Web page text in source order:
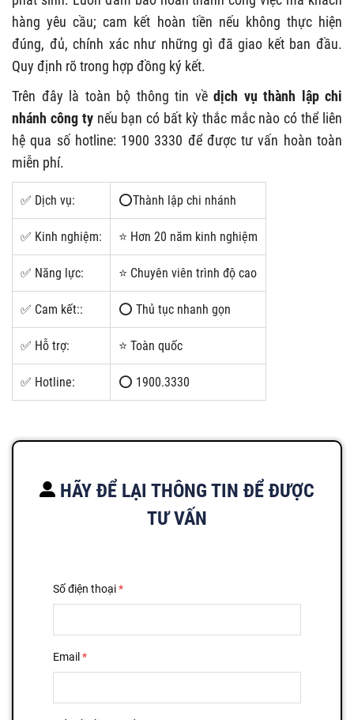
hàng yêu cầu; cam kết hoàn tiền nếu không thực hiện
đúng, đủ, chính xác như những gì đã giao kết ban đầu.
Quy định rõ trong hợp đồng ký kết.
Trên đây là toàn bộ thông tin về dịch vụ thành lập chi
nhánh công ty nếu bạn có bất kỳ thắc mắc nào có thể liên
hệ qua số hotline: 1900 3330 để được tư vấn hoàn toàn
miễn phí.
✅ Dịch vụ: ⭕Thành lập chi nhánh
✅ Kinh nghiệm: ⭐ Hơn 20 năm kinh nghiệm
✅ Năng lực: ⭐ Chuyên viên trình độ cao
✅ Cam kết:: ⭕ Thủ tục nhanh gọn
✅ Hỗ trợ: ⭐ Toàn quốc
✅ Hotline: ⭕ 1900.3330
HÃY ĐỂ LẠI THÔNG TIN ĐỂ ĐƯỢC
TƯ VẤN